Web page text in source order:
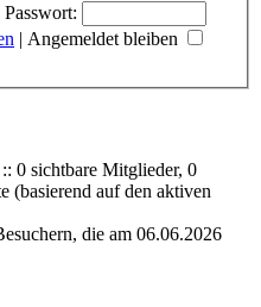
Passwort:
| Angemeldet bleiben
0 sichtbare Mitglieder, 0
(basierend auf den aktiven
die am 06.06.2026